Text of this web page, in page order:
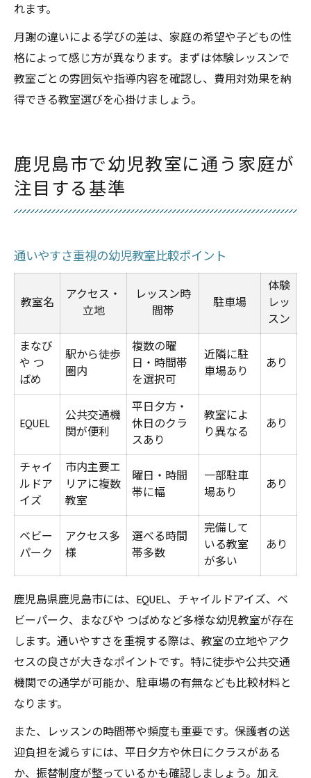
れます。
月謝の違いによる学びの差は、家庭の希望や子どもの性
格によって感じ方が異なります。まずは体験レッスンで
教室ごとの雰囲気や指導内容を確認し、費用対効果を納
得できる教室選びを心掛けましょう。
鹿児島市で幼児教室に通う家庭が
注目する基準
通いやすさ重視の幼児教室比較ポイント
教室名
アクセス・
立地
レッスン時
間帯
駐車場
体験
レッ
スン
まなび
や つ
ばめ
駅から徒歩
圏内
複数の曜
日・時間帯
を選択可
近隣に駐
車場あり
あり
EQUEL
公共交通機
関が便利
平日夕方・
休日のクラ
スあり
教室によ
り異なる
あり
チャイ
ルドア
イズ
市内主要エ
リアに複数
教室
曜日・時間
帯に幅
一部駐車
場あり
あり
ベビー
パーク
アクセス多
様
選べる時間
帯多数
完備して
いる教室
が多い
あり
鹿児島県鹿児島市には、EQUEL、チャイルドアイズ、ベ
ビーパーク、まなびや つばめなど多様な幼児教室が存在
します。通いやすさを重視する際は、教室の立地やアク
セスの良さが大きなポイントです。特に徒歩や公共交通
機関での通学が可能か、駐車場の有無なども比較材料と
なります。
また、レッスンの時間帯や頻度も重要です。保護者の送
迎負担を減らすには、平日夕方や休日にクラスがある